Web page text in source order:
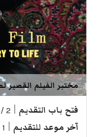
مختبر الفيلم القصير
فتح باب التقديم 2 / 9 / 2024
آخر موعد للتقديم 1 / 10 / 2024